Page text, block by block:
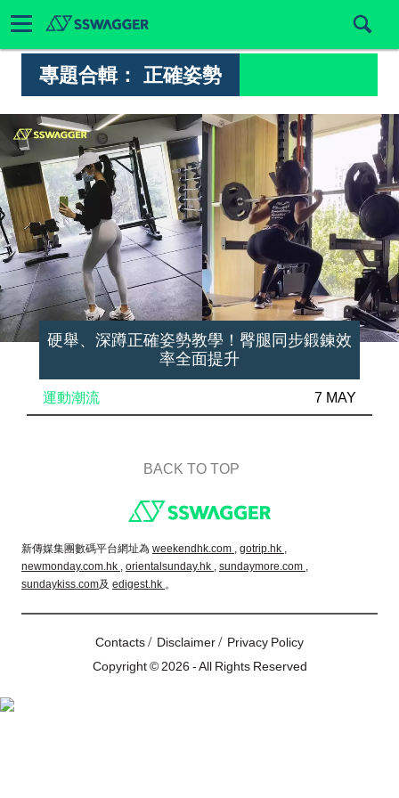
專題合輯： 正確姿勢
硬舉、深蹲正確姿勢教學！臀腿同步鍛鍊效
率全面提升
運動潮流 7 MAY
BACK TO TOP
新傳媒集團數碼平台網址為 weekendhk.com , gotrip.hk ,
newmonday.com.hk , orientalsunday.hk , sundaymore.com ,
sundaykiss.com及 edigest.hk 。
Contacts/ Disclaimer/ Privacy Policy
Copyright © 2026 - All Rights Reserved